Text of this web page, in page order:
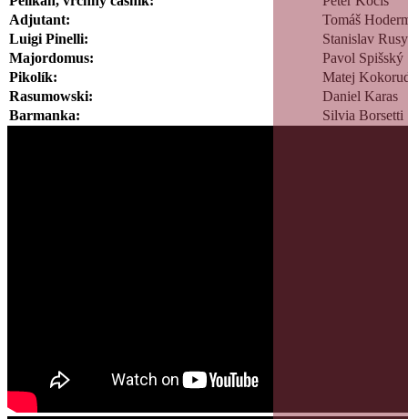
Adjutant:
Tomáš
Luigi Pinelli:
Stanislav
Majordomus:
Pavol Spišský
Pikolík:
Matej
Rasumowski:
Daniel Karas
Barmanka:
Silvia Borsetti